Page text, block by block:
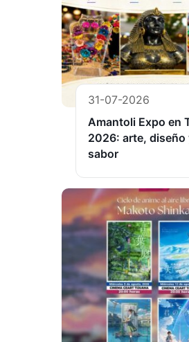
31-07-2026
Amantoli Expo en
2026: arte, diseño
sabor